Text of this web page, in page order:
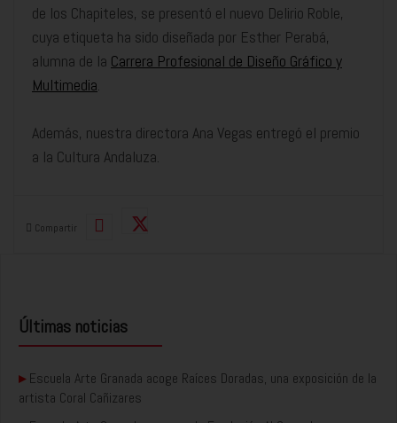
de los Chapiteles, se presentó el nuevo Delirio Roble,
cuya etiqueta ha sido diseñada por Esther Perabá,
alumna de la Carrera Profesional de Diseño Gráfico y
Multimedia.
Además, nuestra directora Ana Vegas entregó el premio
a la Cultura Andaluza.
Compartir
Últimas noticias
▸Escuela Arte Granada acoge Raíces Doradas, una exposición de la
artista Coral Cañizares